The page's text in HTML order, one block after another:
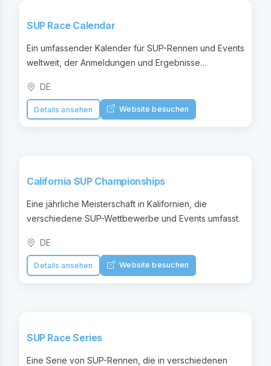
SUP Race Calendar
Ein umfassender Kalender für SUP-Rennen und Events
weltweit, der Anmeldungen und Ergebnisse
DE
Details ansehen Website besuchen
California SUP Championships
Eine jährliche Meisterschaft in Kalifornien, die
verschiedene SUP-Wettbewerbe und Events umfasst.
DE
Details ansehen Website besuchen
SUP Race Series
Eine Serie von SUP-Rennen, die in verschiedenen